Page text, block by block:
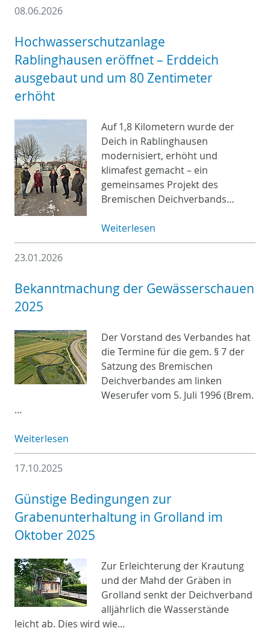
08.06.2026
Hochwasserschutzanlage
Rablinghausen eröffnet – Erddeich
ausgebaut und um 80 Zentimeter
erhöht
Auf 1,8 Kilometern wurde der
Deich in Rablinghausen
modernisiert, erhöht und
klimafest gemacht – ein
gemeinsames Projekt des
Bremischen Deichverbands…
Weiterlesen
23.01.2026
Bekanntmachung der Gewässerschauen
2025
Der Vorstand des Verbandes hat
die Termine für die gem. § 7 der
Satzung des Bremischen
Deichverbandes am linken
Weserufer vom 5. Juli 1996 (Brem.
…
Weiterlesen
17.10.2025
Günstige Bedingungen zur
Grabenunterhaltung in Grolland im
Oktober 2025
Zur Erleichterung der Krautung
und der Mahd der Gräben in
Grolland senkt der Deichverband
alljährlich die Wasserstände
leicht ab. Dies wird wie…